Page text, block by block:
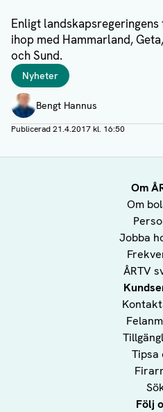
Enligt
ihop med Hammarland,
och Sund.
Taggar
Nyheter
Författare
Bengt Hannus
Publicerad21.4.2017 kl. 16:50
Om
Om
Jobba
ÅRTV
Tipsa
Följ